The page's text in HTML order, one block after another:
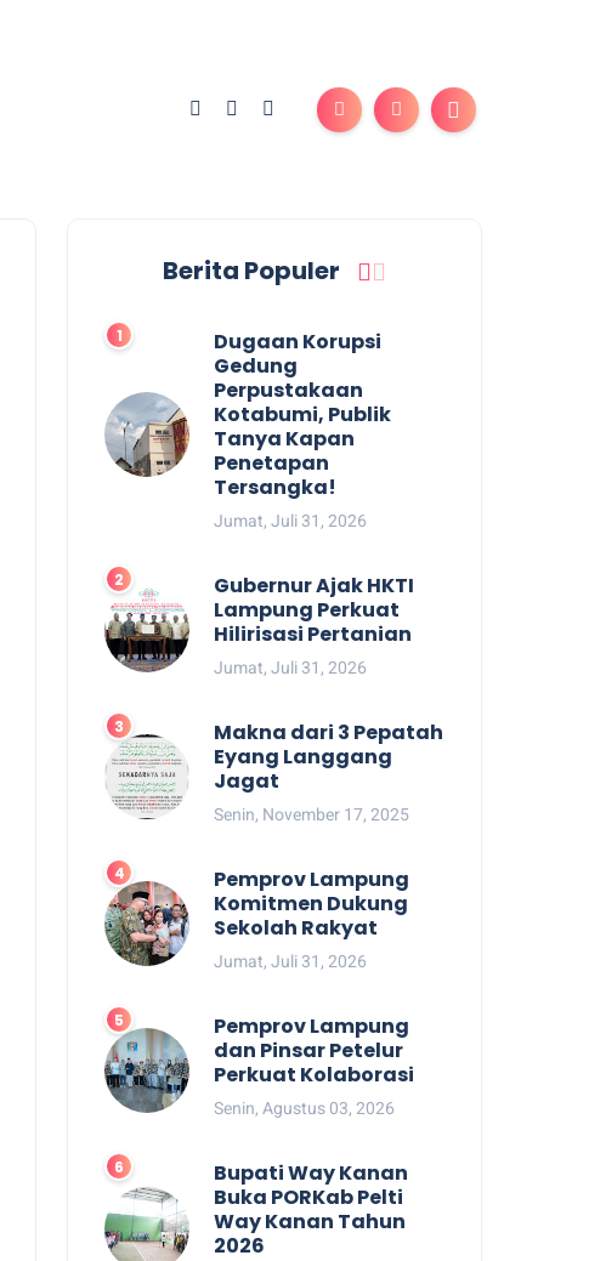
Berita Populer
Dugaan Korupsi
Gedung
Perpustakaan
Kotabumi, Publik
Tanya Kapan
Penetapan
Tersangka!
Jumat, Juli 31, 2026
Gubernur Ajak HKTI
Lampung Perkuat
Hilirisasi Pertanian
Jumat, Juli 31, 2026
Makna dari 3 Pepatah
Eyang Langgang
Jagat
Senin, November 17, 2025
Pemprov Lampung
Komitmen Dukung
Sekolah Rakyat
Jumat, Juli 31, 2026
Pemprov Lampung
dan Pinsar Petelur
Perkuat Kolaborasi
Senin, Agustus 03, 2026
Bupati Way Kanan
Buka PORKab Pelti
Way Kanan Tahun
2026